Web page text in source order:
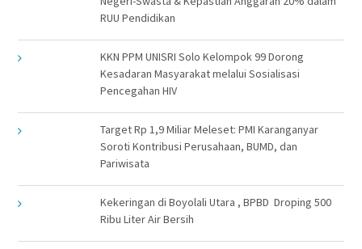
RUU Pendidikan
KKN PPM UNISRI Solo Kelompok 99 Dorong
Kesadaran Masyarakat melalui Sosialisasi
Pencegahan HIV
Target Rp 1,9 Miliar Meleset: PMI Karanganyar
Soroti Kontribusi Perusahaan, BUMD, dan
Pariwisata
Kekeringan di Boyolali Utara , BPBD Droping 500
Ribu Liter Air Bersih